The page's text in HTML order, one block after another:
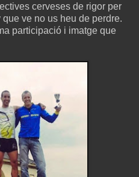
cerveses de rigor per
ve no us heu de perdre.
participació i imatge que